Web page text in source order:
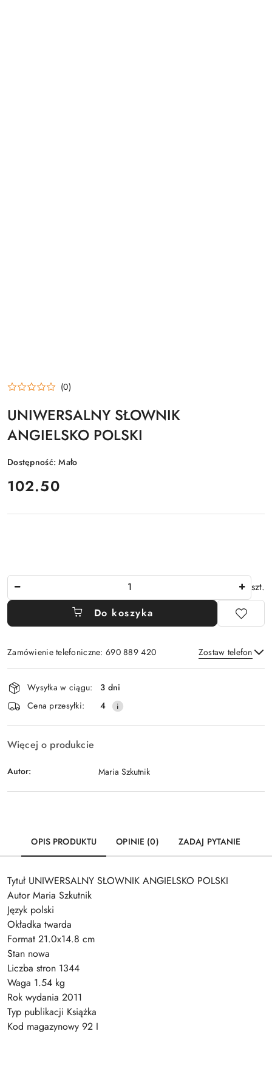
(0)
UNIWERSALNY SŁOWNIK
ANGIELSKO POLSKI
Dostępność:Mało
cena:
102.50
szt.
Do koszyka
Zamówienie telefoniczne: 690 889 420 Zostaw telefon
Wyślij
Dostępność
i
dostawa
Wysyłka w ciągu:
3 dni
Cena przesyłki:
4
Więcej o produkcie
Autor: Maria Szkutnik
OPIS PRODUKTU OPINIE (0) ZADAJ PYTANIE
Tytuł UNIWERSALNY SŁOWNIK ANGIELSKO POLSKI
Autor Maria Szkutnik
Język polski
Okładka twarda
Format 21.0x14.8 cm
Stan nowa
Liczba stron 1344
Waga 1.54 kg
Rok wydania 2011
Typ publikacji Książka
Kod magazynowy 92 I